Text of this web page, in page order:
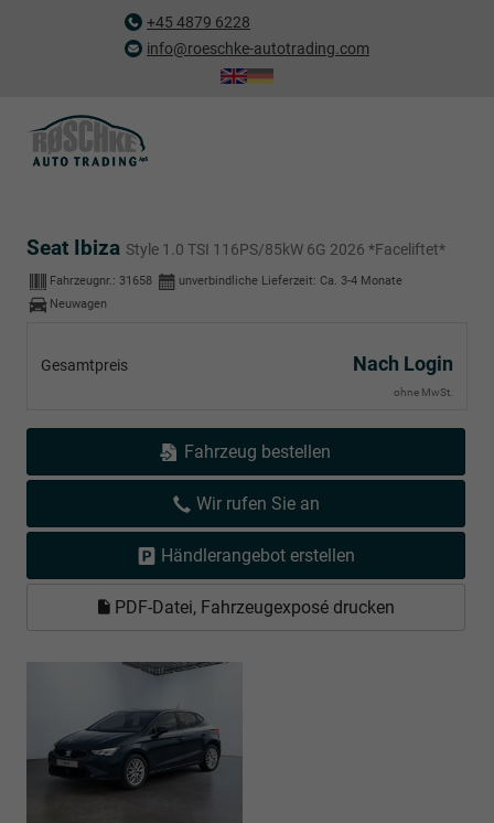
+45 4879 6228
info@roeschke-autotrading.com
Seat Ibiza Style 1.0 TSI 116PS/85kW 6G 2026 *Faceliftet*
Fahrzeugnr.: 31658
unverbindliche Lieferzeit: Ca. 3-4 Monate
Neuwagen
Gesamtpreis Nach Login
ohne MwSt.
Fahrzeug bestellen
Wir rufen Sie an
Händlerangebot erstellen
PDF-Datei, Fahrzeugexposé drucken